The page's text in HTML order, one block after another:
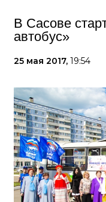
В Сасове
автобус»
25 мая 2017, 19:54